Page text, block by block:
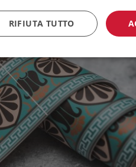
RIFIUTA TUTTO